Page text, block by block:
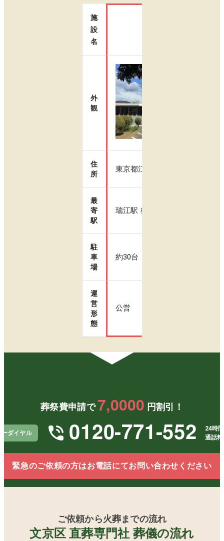
施
設
名
外
観
住
所
東京都江戸川区春江町3-26-1
最
寄
駅
瑞江駅 徒歩10分
駐
車
場
約30台
運
営
形
態
公営
葬祭費申請で 7,0000 円割引！
ーダイヤル 0120-771-552
24時
通話
緊急のご依頼の方はお電話にてお問い合わせください
ご依頼から火葬までの流れ
文京区 直葬専門社 葬儀の流れ